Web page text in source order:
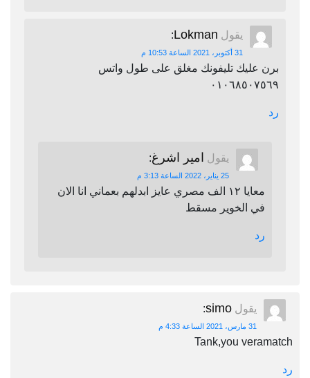
يقول Lokman
:
31 أكتوبر، 2021 الساعة 10:53 م
برن عليك تليفونك مغلق على طول واتس
٠١٠٦٨٥٠٧٥٦٩
رد
يقول امير اشرغ:
25 يناير، 2022 الساعة 3:13 م
معايا ١٢ الف مصري عايز ابدلهم بعماني انا الان
في الخوير مسقط
رد
يقول simo
:
31 مارس، 2021 الساعة 4:33 م
Tank,you veramatch
رد